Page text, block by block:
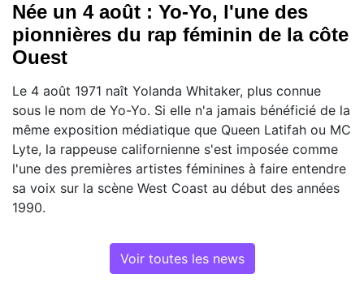
Née un 4 août : Yo-Yo, l'une des
pionnières du rap féminin de la côte
Ouest
Le 4 août 1971 naît Yolanda Whitaker, plus connue
sous le nom de Yo-Yo. Si elle n'a jamais bénéficié de la
même exposition médiatique que Queen Latifah ou MC
Lyte, la rappeuse californienne s'est imposée comme
l'une des premières artistes féminines à faire entendre
sa voix sur la scène West Coast au début des années
1990.
Voir toutes les news